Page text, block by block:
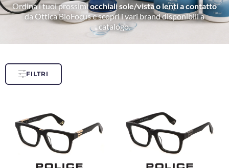
Ordina i tuoi prossimiocchiali sole/vista o lenti a contatto
da Ottica BioFocus e scopri i vari brand disponibili a
catalogo.
FILTRI